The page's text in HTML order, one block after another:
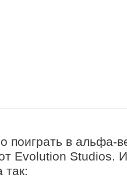
поиграть в альфа-
Evolution Studios.
так: